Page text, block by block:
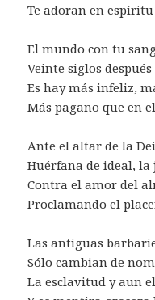
Te adoran en
El mundo con tu
Veinte siglos
Es hay más infeliz,
Más pagano que en
Ante el altar de la
Huérfana de ideal,
Contra el amor del
Proclamando el
Las antiguas
Sólo cambian de
La esclavitud y aun